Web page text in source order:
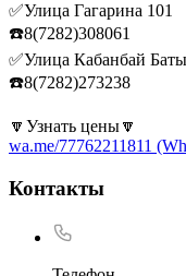
✅Улица Гагарина 101
☎️8(7282)308061
✅Улица Кабанбай
☎️8(7282)273238
🔽Узнать цены🔽
wa.me/77762211811
Контакты